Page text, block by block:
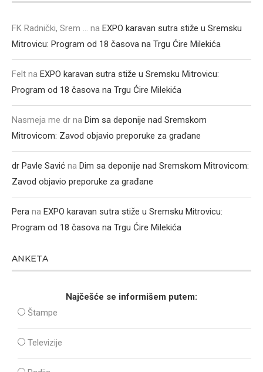
FK Radnički, Srem ... na EXPO karavan sutra stiže u Sremsku
Mitrovicu: Program od 18 časova na Trgu Ćire Milekića
Felt na EXPO karavan sutra stiže u Sremsku Mitrovicu:
Program od 18 časova na Trgu Ćire Milekića
Nasmeja me dr na Dim sa deponije nad Sremskom
Mitrovicom: Zavod objavio preporuke za građane
dr Pavle Savić na Dim sa deponije nad Sremskom Mitrovicom:
Zavod objavio preporuke za građane
Pera na EXPO karavan sutra stiže u Sremsku Mitrovicu:
Program od 18 časova na Trgu Ćire Milekića
ANKETA
Najčešće se informišem putem:
Štampe
Televizije